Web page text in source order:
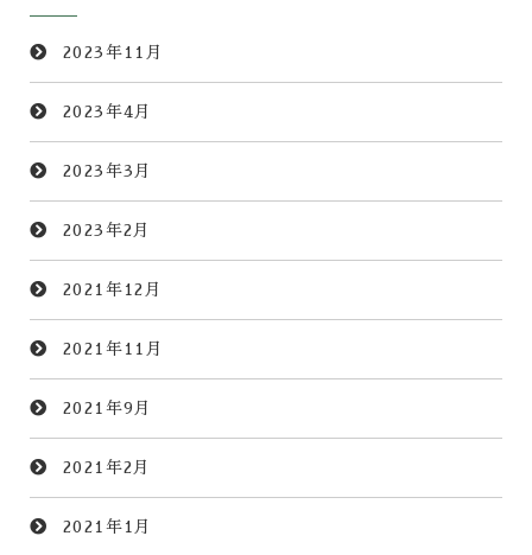
2023年11月
2023年4月
2023年3月
2023年2月
2021年12月
2021年11月
2021年9月
2021年2月
2021年1月